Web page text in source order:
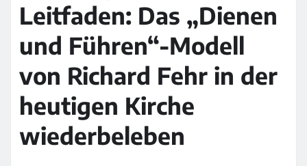
Leitfaden: Das „Dienen
und Führen“-Modell
von Richard Fehr in der
heutigen Kirche
wiederbeleben